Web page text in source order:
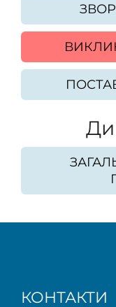
КОНТАКТИ